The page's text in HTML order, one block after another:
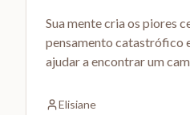
Sua mente cria os piores
pensamento catastrófico
ajudar a encontrar um
Elisiane